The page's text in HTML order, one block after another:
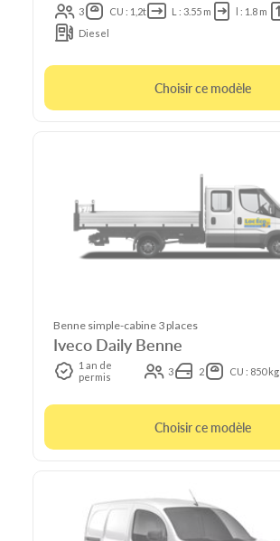
3 CU : 1,2t L : 3.55 m l : 1.8 m
Diesel
Choisir ce modèle
Benne simple-cabine 3 places
Iveco Daily Benne
1 an de
permis
3 2 CU : 850 kg
Choisir ce modèle